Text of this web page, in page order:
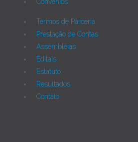
Termos de Parceria
Prestação de Contas
Assembleias
Editais
Estatuto
Resultados
Contato